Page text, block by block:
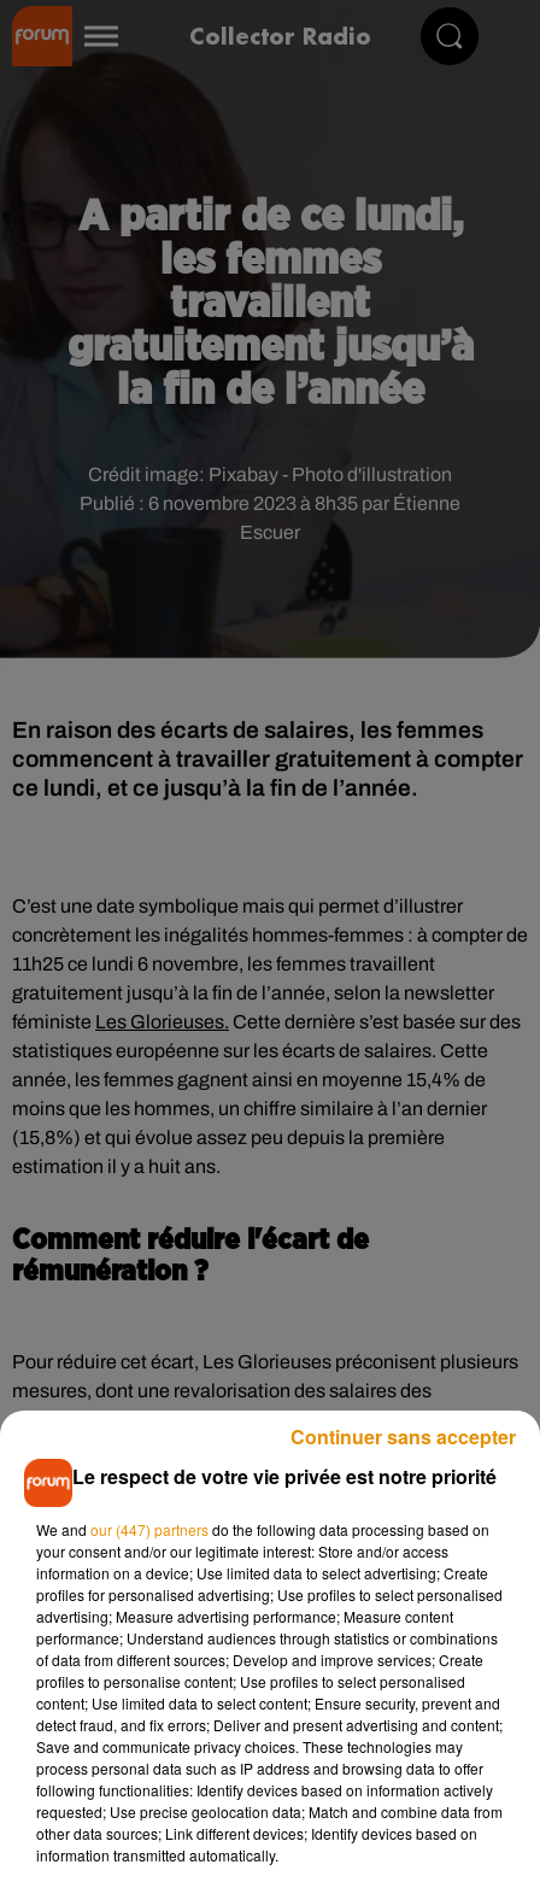
Collector Radio
A partir de ce lundi,
les femmes
travaillent
gratuitement jusqu’à
la fin de l’année
Publié : 6 novembre 2023 à 8h35 par Étienne
Escuer
Crédit image: Pixabay - Photo d'illustration
En raison des écarts de salaires, les femmes
commencent à travailler gratuitement à compter
ce lundi, et ce jusqu’à la fin de l’année.
C’est une date symbolique mais qui permet d’illustrer
concrètement les inégalités hommes-femmes : à compter de
11h25 ce lundi 6 novembre, les femmes travaillent
gratuitement jusqu’à la fin de l’année, selon la newsletter
féministe Les Glorieuses. Cette dernière s’est basée sur des
statistiques européenne sur les écarts de salaires. Cette
année, les femmes gagnent ainsi en moyenne 15,4% de
moins que les hommes, un chiffre similaire à l’an dernier
(15,8%) et qui évolue assez peu depuis la première
estimation il y a huit ans.
Comment réduire l'écart de
rémunération ?
Pour réduire cet écart, Les Glorieuses préconisent plusieurs
mesures, dont une revalorisation des salaires des
professions où les femmes sont surreprésentées, un congé
parental équivalent pour les deux parents ou encore le
conditionnement de subventions publiques au respect de
l’égalité salariale dans les entreprises.
A noter que la jurisprudence permet aujourd’hui à une
salariée de demander la communication des bulletins de
paie des salariés hommes qui occupent des postes
similaires au sein. Les états membres de l’Union
européenne devront également transposer d’ici 2026 une
directive contraignant les employeurs à plus de transparence
concernant les rémunérations.
Cet élément est masqué compte-tenu du refus du
dépôt de cookies que vous avez exprimé. Si vous
Le respect de votre vie privée est notre priorité
We and our (447) partnersdo the following data processing based on
your consent and/or our legitimate interest: Store and/or access
information on a device; Use limited data to select advertising; Create
profiles for personalised advertising; Use profiles to select personalised
advertising; Measure advertising performance; Measure content
performance; Understand audiences through statistics or combinations
of data from different sources; Develop and improve services; Create
profiles to personalise content; Use profiles to select personalised
content; Use limited data to select content; Ensure security, prevent and
detect fraud, and fix errors; Deliver and present advertising and content;
Save and communicate privacy choices. These technologies may
process personal data such as IP address and browsing data to offer
following functionalities: Identify devices based on information actively
requested; Use precise geolocation data; Match and combine data from
other data sources; Link different devices; Identify devices based on
information transmitted automatically.
Continuer sans accepter